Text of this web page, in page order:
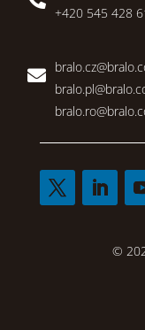
+420 545 428

©